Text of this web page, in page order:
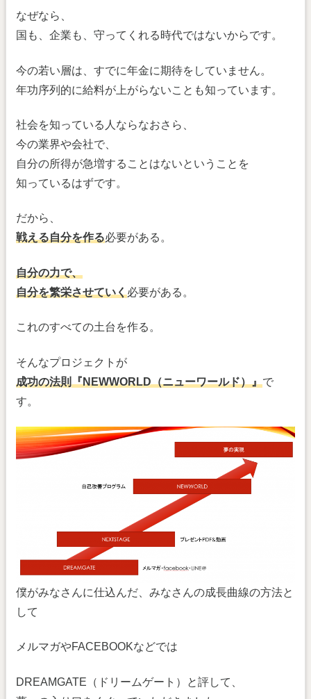
なぜなら、
国も、企業も、守ってくれる時代ではないからです。
今の若い層は、すでに年金に期待をしていません。
年功序列的に給料が上がらないことも知っています。
社会を知っている人ならなおさら、
今の業界や会社で、
自分の所得が急増することはないということを
知っているはずです。
だから、
戦える自分を作る必要がある。
自分の力で、
自分を繁栄させていく必要がある。
これのすべての土台を作る。
そんなプロジェクトが
成功の法則『NEWWORLD（ニューワールド）』で
す。
僕がみなさんに仕込んだ、みなさんの成長曲線の方法と
して
メルマガやFACEBOOKなどでは
DREAMGATE（ドリームゲート）と評して、